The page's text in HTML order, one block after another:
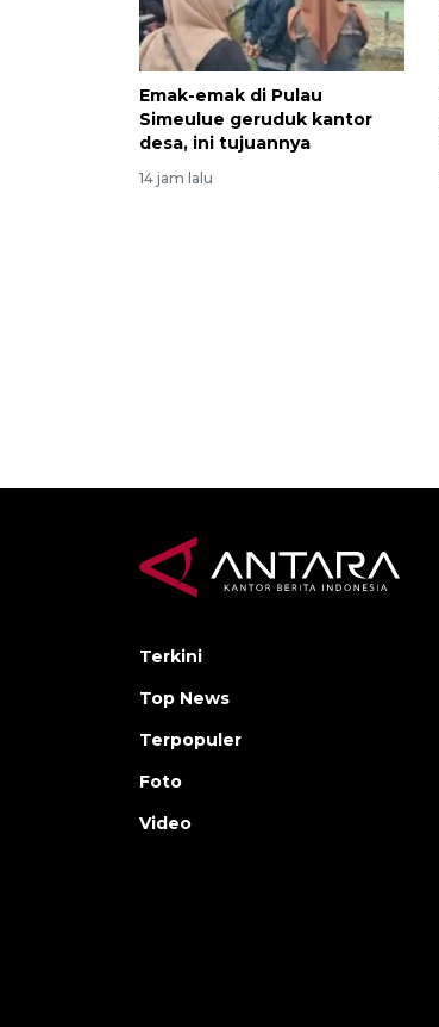
Emak-emak di Pulau
Simeulue geruduk kantor
desa, ini tujuannya
14 jam lalu
Terkini
Top News
Terpopuler
Foto
Video